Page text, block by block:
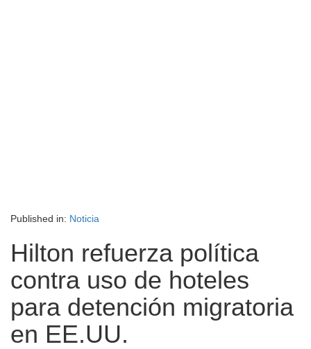
Published in: Noticia
Hilton refuerza política
contra uso de hoteles
para detención migratoria
en EE.UU.